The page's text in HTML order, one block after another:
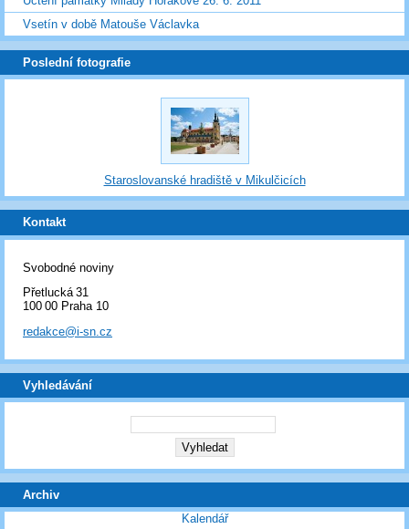
Vsetín v době Matouše Václavka
Poslední fotografie
Staroslovanské hradiště v Mikulčicích
Kontakt
Svobodné noviny
Přetlucká 31
100 00 Praha 10
redakce@i-sn.cz
Vyhledávání
Archiv
Kalendář